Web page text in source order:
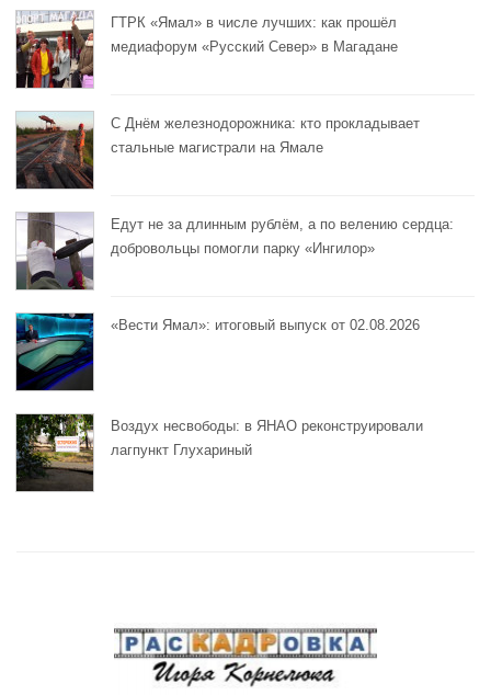
ГТРК «Ямал» в числе лучших: как прошёл
медиафорум «Русский Север» в Магадане
С Днём железнодорожника: кто прокладывает
стальные магистрали на Ямале
Едут не за длинным рублём, а по велению сердца:
добровольцы помогли парку «Ингилор»
«Вести Ямал»: итоговый выпуск от 02.08.2026
Воздух несвободы: в ЯНАО реконструировали
лагпункт Глухариный